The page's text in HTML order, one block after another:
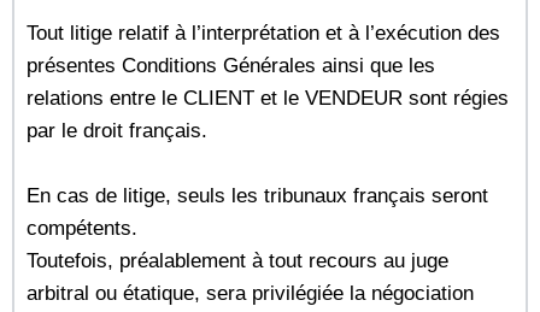
Tout litige relatif à l’interprétation et à l’exécution des
présentes Conditions Générales ainsi que les
relations entre le CLIENT et le VENDEUR sont régies
par le droit français.
En cas de litige, seuls les tribunaux français seront
compétents.
Toutefois, préalablement à tout recours au juge
arbitral ou étatique, sera privilégiée la négociation